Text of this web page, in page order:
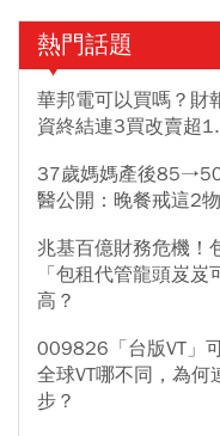
熱門話題
華邦電可以買嗎？
資終結連3買改賣超
37歲媽媽產後
醫公開：晚餐戒這2
兆基百億財務危機！
「包租代管龍頭岌
高？
009826「台版VT」
全球VT哪不同，為
步？